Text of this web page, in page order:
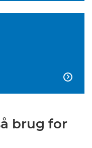

brug for